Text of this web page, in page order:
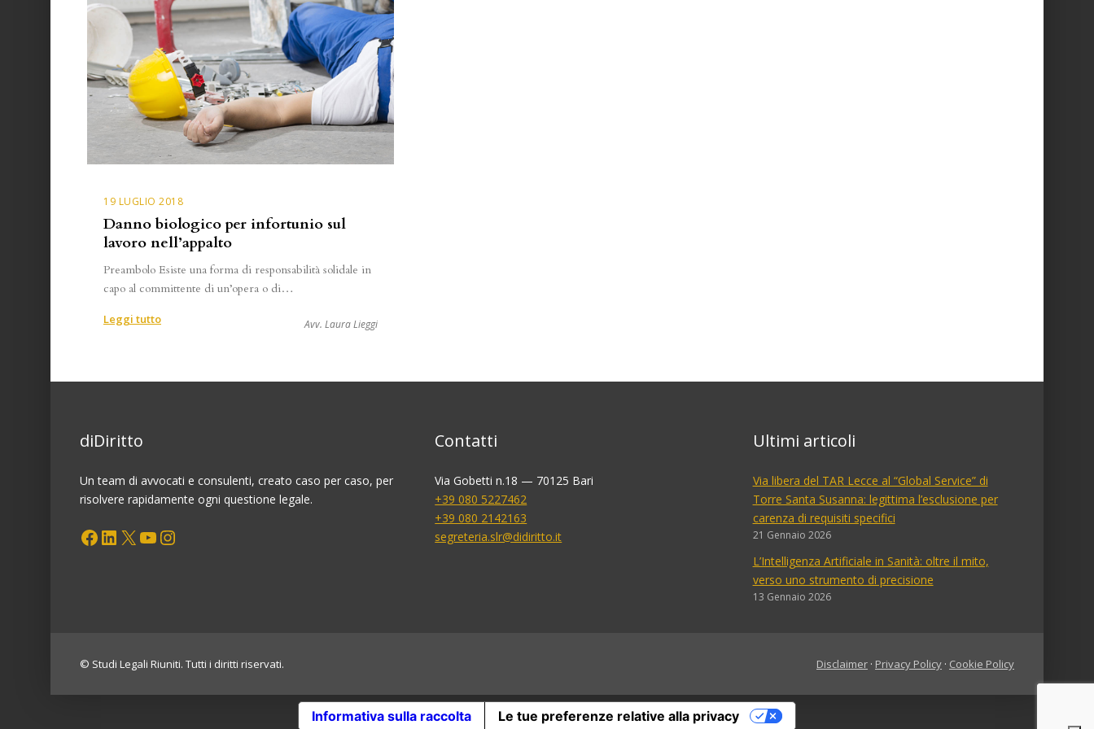
19 LUGLIO 2018
Danno biologico per infortunio sul
lavoro nell’appalto
Preambolo Esiste una forma di responsabilità solidale in
capo al committente di un’opera o di…
Leggi tutto:
Avv. Laura Lieggi
diDiritto
Un team di avvocati e consulenti, creato caso per caso, per
risolvere rapidamente ogni questione legale.
Facebook LinkedIn X YouTube Instagram
Contatti
Via Gobetti n.18 — 70125 Bari
+39 080 5227462
+39 080 2142163
segreteria.slr@didiritto.it
Ultimi articoli
Via libera del TAR Lecce al “Global Service” di
Torre Santa Susanna: legittima l’esclusione per
carenza di requisiti specifici
21 Gennaio 2026
L’Intelligenza Artificiale in Sanità: oltre il mito,
verso uno strumento di precisione
13 Gennaio 2026
© Studi Legali Riuniti. Tutti i diritti riservati. Disclaimer · Privacy Policy · Cookie Policy
Informativa sulla raccolta Le tue preferenze relative alla privacy